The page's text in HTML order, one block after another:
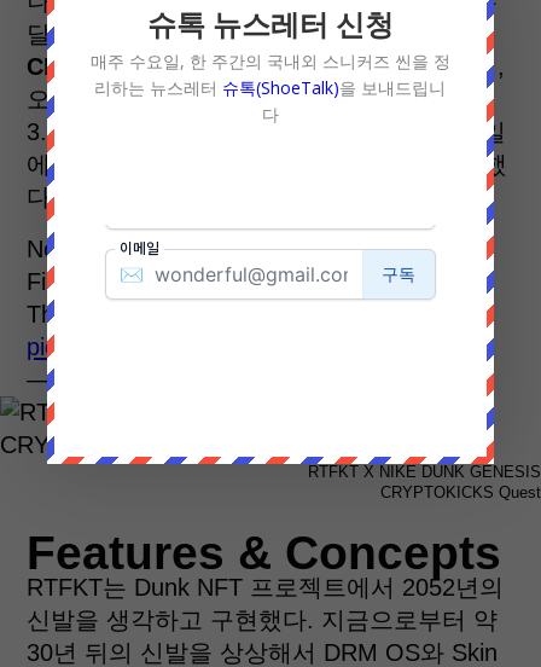
달의 시간이 지나고,RTFKT x NIKE DUNK
CRYPTOKICKS NFT가 등장했다. 이 덕분에,
오리지널 박스 상품인MNLTH NFT는 평균
3.3이더리움으로 거래 시작된 이후, 4월 29일
에 약 Floor Price(바닥가) 9.09 ETH를 기록했
다.
Now we're here 🗿💥
Final Quest starting 12pm PT today,
The Future is about to be unlocked 🗿🗝🔓
pic.twitter.com/q7iQvahJCu
— RTFKT (@RTFKT)
RTFKT X NIKE DUNK GENESIS
CRYPTOKICKS Quest
Features & Concepts
RTFKT는 Dunk NFT 프로젝트에서 2052년의
신발을 생각하고 구현했다. 지금으로부터 약
30년 뒤의 신발을 상상해서 DRM OS와 Skin
슈톡 뉴스레터 신청
매주 수요일, 한 주간의 국내외 스니커즈 씬을 정
리하는 뉴스레터 슈톡(ShoeTalk)을 보내드립니
다